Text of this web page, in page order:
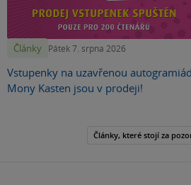
Články Pátek 7. srpna 2026
Vstupenky na uzavřenou
Mony Kasten jsou v prodeji!
Články, které stojí za